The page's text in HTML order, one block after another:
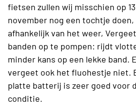
fietsen zullen wij misschien op 13
november nog een tochtje doen,
afhankelijk van het weer,
banden op te pompen: rijdt
minder kans op een lekke band.
vergeet ook het fluohestje niet.
platte batterij is zeer goed voor
conditie.